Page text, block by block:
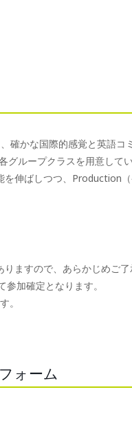
確かな国際的感覚と英語コ
グループクラスを用意して
を伸ばしつつ、Production
ますので、あらかじめご了
加確定となります。
。
ォーム